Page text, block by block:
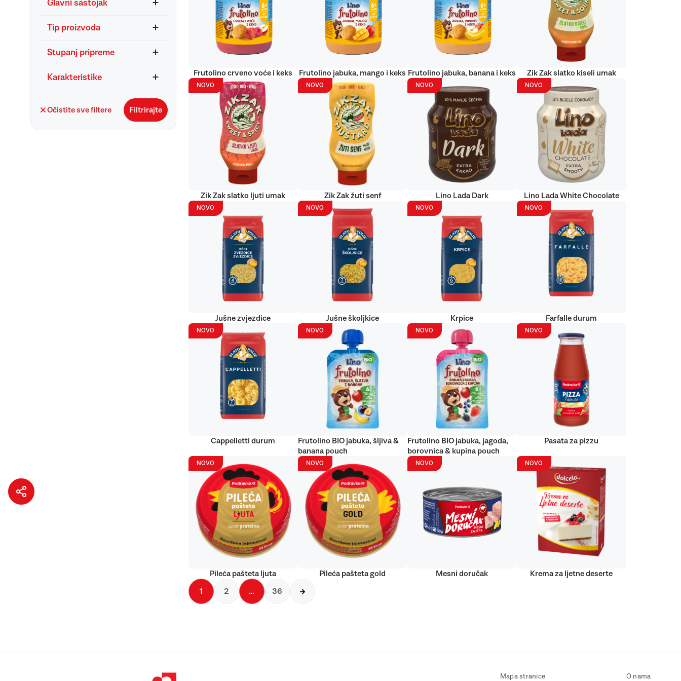
Glavni sastojak
Tip proizvoda
Stupanj pripreme
Karakteristike
Očistite sve filtere Filtrirajte
Frutolino crveno voće i keks Frutolino jabuka, mango i keks Frutolino jabuka, banana i keks Zik Zak slatko kiseli umak
NOVO
Zik Zak slatko ljuti umak
NOVO
Zik Zak žuti senf
NOVO
Lino Lada Dark
NOVO
Lino Lada White Chocolate
NOVO
Jušne zvjezdice
NOVO
Jušne školjkice
NOVO
Krpice
NOVO
Farfalle durum
NOVO
Cappelletti durum
NOVO
Frutolino BIO jabuka, šljiva &
banana pouch
NOVO
Frutolino BIO jabuka, jagoda,
borovnica & kupina pouch
NOVO
Pasata za pizzu
NOVO
Pileća pašteta ljuta
NOVO
Pileća pašteta gold
NOVO
Mesni doručak
NOVO
Krema za ljetne deserte
1 2 … 36
Mapa stranice O nama